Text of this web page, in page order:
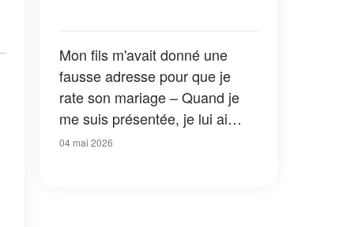
Mon fils m'avait donné une
fausse adresse pour que je
rate son mariage – Quand je
me suis présentée, je lui ai
remis quelque chose, et il est
04 mai 2026